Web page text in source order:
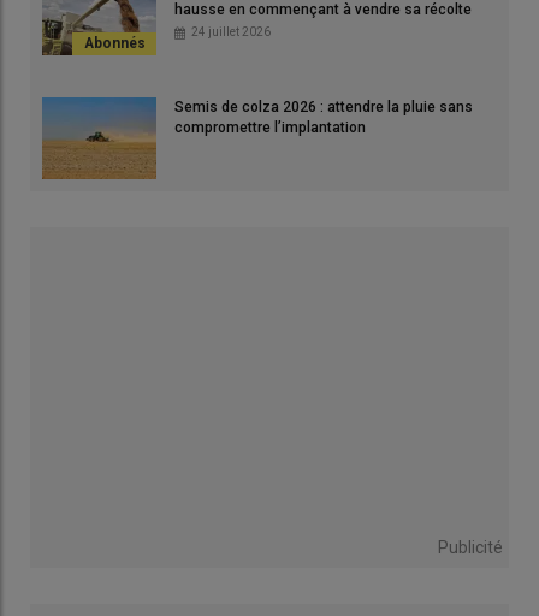
hausse en commençant à vendre sa récolte
24 juillet 2026
Semis de colza 2026 : attendre la pluie sans
compromettre l’implantation
Publicité